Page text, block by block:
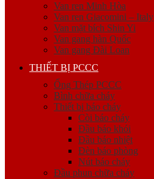
Van ren Minh Hòa
Van ren Giacomini – Italy
Van mặt bích Shin Yi
Van gang hàn Quốc
Van gang Đài Loan
THIẾT BỊ PCCC
Ống Thép PCCC
Bình chữa cháy
Thiết bị báo cháy
Còi báo cháy
Đầu báo khói
Đầu báo nhiệt
Đèn báo phòng
Nút báo cháy
Đầu phun chữa cháy